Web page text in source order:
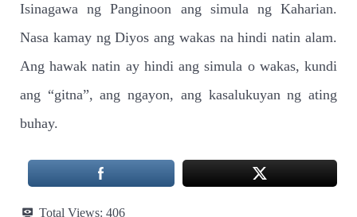
Isinagawa ng Panginoon ang simula ng Kaharian.
Nasa kamay ng Diyos ang wakas na hindi natin alam.
Ang hawak natin ay hindi ang simula o wakas, kundi
ang “gitna”, ang ngayon, ang kasalukuyan ng ating
buhay.
Total Views: 406